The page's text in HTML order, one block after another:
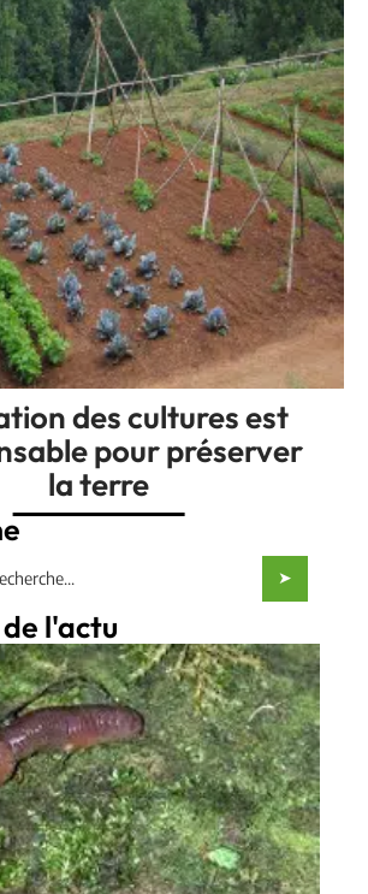
des cultures est
pour préserver
la terre
l'actu